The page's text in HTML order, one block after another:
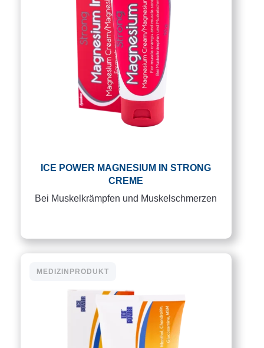
ICE POWER MAGNESIUM IN STRONG
CREME
Bei Muskelkrämpfen und Muskelschmerzen
MEDIZINPRODUKT